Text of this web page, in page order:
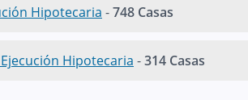
Hipotecaria -748 Casas
Hipotecaria -314 Casas